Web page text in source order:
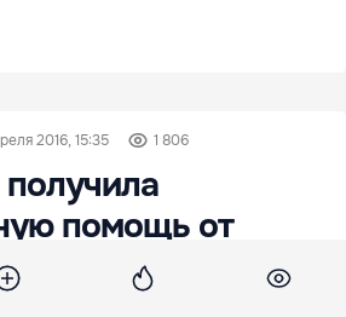
2016, 15:35 1 806
помощь от